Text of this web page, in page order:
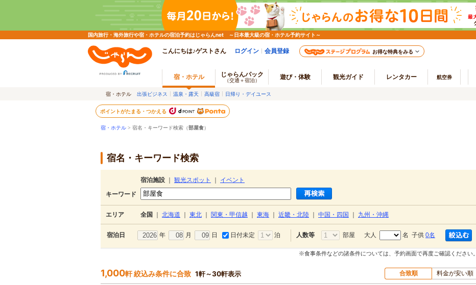
国内旅行・海外旅行や宿・ホテルの宿泊予約はじゃらんnet ～日本最大級の宿・ホテル予約サイト～
こんにちは♪ゲストさん ログイン 会員登録 お得な特典をみる
宿・ホテル じゃらんパック
（交通＋宿泊） 遊び・体験 観光ガイド レンタカー 航空券
宿・ホテル 出張ビジネス 温泉・露天 高級宿 日帰り・デイユース
ポイントがたまる・つかえる
宿・ホテル > 宿名・キーワード検索（部屋食）
宿名・キーワード検索
宿泊施設 観光スポット
イベント
キーワード
エリア 全国 北海道 東北 関東・甲信越 東海 近畿・北陸 中国・四国 九州・沖縄
宿泊日 年 月 日 日付未定 泊 人数等 部屋 大人 名 子供 0名
※食事条件などの諸条件については、予約画面で再度ご確認ください。
1,000軒 絞込み条件に合致 1軒～30軒表示 合致順 料金が安い順